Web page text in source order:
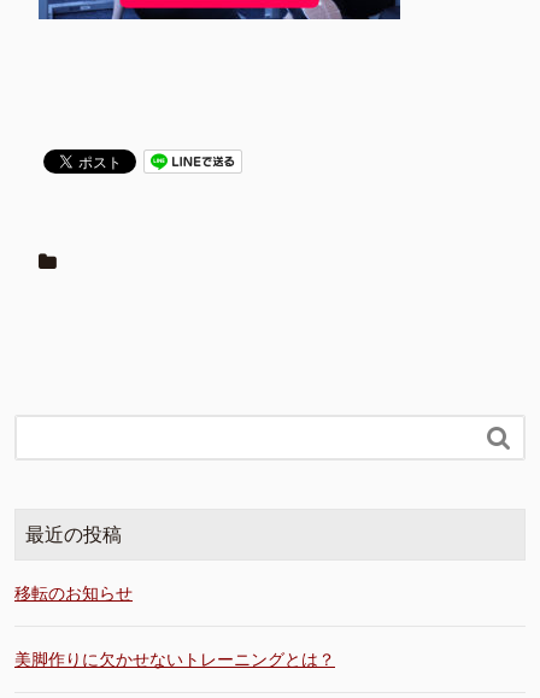

最近の投稿
移転のお知らせ
美脚作りに欠かせないトレーニングとは？